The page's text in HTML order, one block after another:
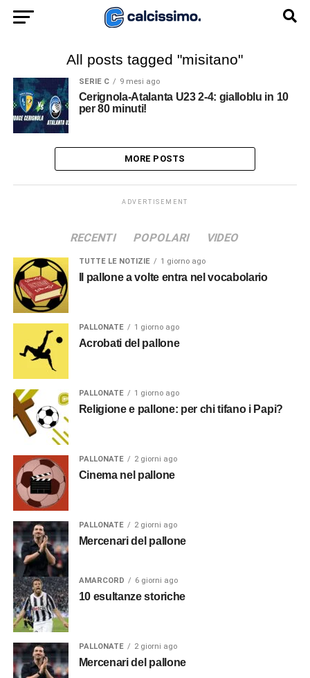
All posts tagged "misitano"
SERIE C 9 mesi ago
Cerignola-Atalanta U23 2-4: gialloblu in 10
per 80 minuti!
MORE POSTS
ADVERTISEMENT
RECENTI POPOLARI VIDEO
TUTTE LE NOTIZIE 1 giorno ago
Il pallone a volte entra nel vocabolario
PALLONATE 1 giorno ago
Acrobati del pallone
PALLONATE 1 giorno ago
Religione e pallone: per chi tifano i Papi?
PALLONATE 2 giorni ago
Cinema nel pallone
PALLONATE 2 giorni ago
Mercenari del pallone
AMARCORD 6 giorni ago
10 esultanze storiche
PALLONATE 2 giorni ago
Mercenari del pallone